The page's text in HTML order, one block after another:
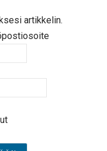
artikkelin.